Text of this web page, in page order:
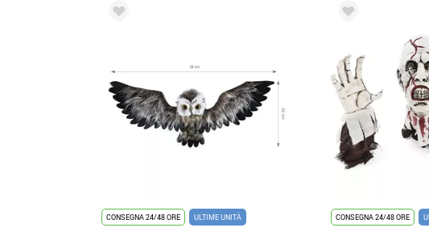
CONSEGNA 24/48 ORE ULTIME UNITÀ CONSEGNA 24/48 ORE